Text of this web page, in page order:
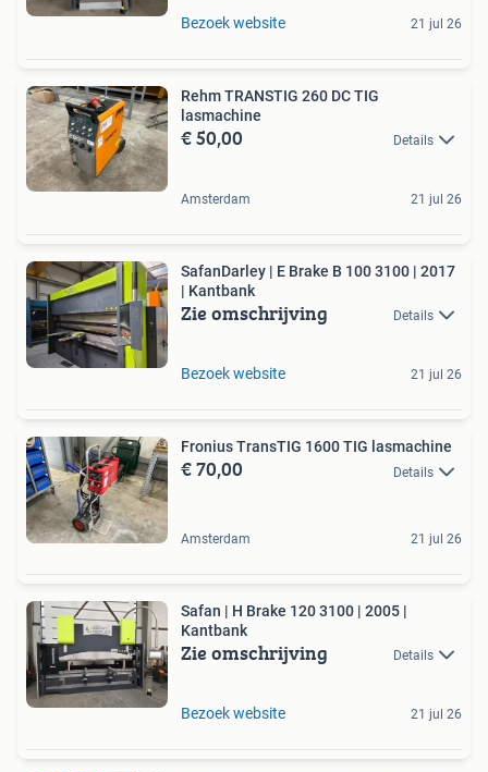
Bezoek website 21 jul 26
Rehm TRANSTIG 260 DC TIG
lasmachine
€ 50,00 Details
Amsterdam 21 jul 26
SafanDarley | E Brake B 100 3100 | 2017
| Kantbank
Zie omschrijving Details
Bezoek website 21 jul 26
Fronius TransTIG 1600 TIG lasmachine
€ 70,00 Details
Amsterdam 21 jul 26
Safan | H Brake 120 3100 | 2005 |
Kantbank
Zie omschrijving Details
Bezoek website 21 jul 26